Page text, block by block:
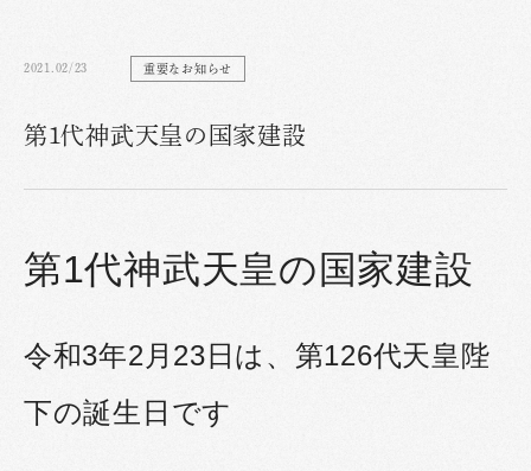
2021.02/23 重要なお知らせ
第1代神武天皇の国家建設
第1代神武天皇の国家建設
令和3年2月23日は、第126代天皇陛
下の誕生日です